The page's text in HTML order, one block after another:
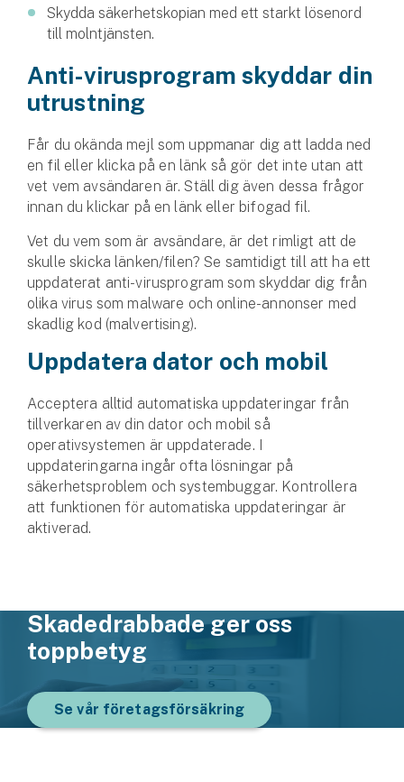
Skydda säkerhetskopian med ett starkt lösenord
till molntjänsten.
Anti-virusprogram skyddar din
utrustning
Får du okända mejl som uppmanar dig att ladda ned
en fil eller klicka på en länk så gör det inte utan att
vet vem avsändaren är. Ställ dig även dessa frågor
innan du klickar på en länk eller bifogad fil.
Vet du vem som är avsändare, är det rimligt att de
skulle skicka länken/filen? Se samtidigt till att ha ett
uppdaterat anti-virusprogram som skyddar dig från
olika virus som malware och online-annonser med
skadlig kod (malvertising).
Uppdatera dator och mobil
Acceptera alltid automatiska uppdateringar från
tillverkaren av din dator och mobil så
operativsystemen är uppdaterade. I
uppdateringarna ingår ofta lösningar på
säkerhetsproblem och systembuggar. Kontrollera
att funktionen för automatiska uppdateringar är
aktiverad.
Skadedrabbade ger oss
toppbetyg
Se vår företagsförsäkring